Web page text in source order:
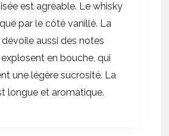
est agréable. Le whisky
par le côté vanillé. La
aussi des notes
en bouche, qui
une légère sucrosité. La
longue et aromatique.